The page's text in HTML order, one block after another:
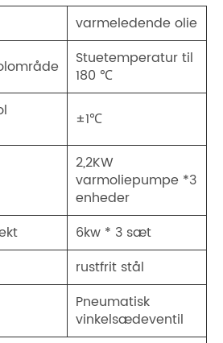
varmeledende olie
Stuetemperatur til
180 ℃
±1℃
2,2KW
varmoliepumpe *3
enheder
6kw * 3 sæt
rustfrit stål
Pneumatisk
vinkelsædeventil